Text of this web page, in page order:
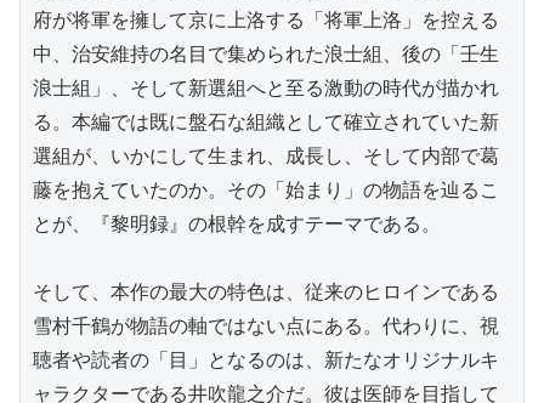
府が将軍を擁して京に上洛する「将軍上洛」を控える
中、治安維持の名目で集められた浪士組、後の「壬生
浪士組」、そして新選組へと至る激動の時代が描かれ
る。本編では既に盤石な組織として確立されていた新
選組が、いかにして生まれ、成長し、そして内部で葛
藤を抱えていたのか。その「始まり」の物語を辿るこ
とが、『黎明録』の根幹を成すテーマである。
そして、本作の最大の特色は、従来のヒロインである
雪村千鶴が物語の軸ではない点にある。代わりに、視
聴者や読者の「目」となるのは、新たなオリジナルキ
ャラクターである井吹龍之介だ。彼は医師を目指して